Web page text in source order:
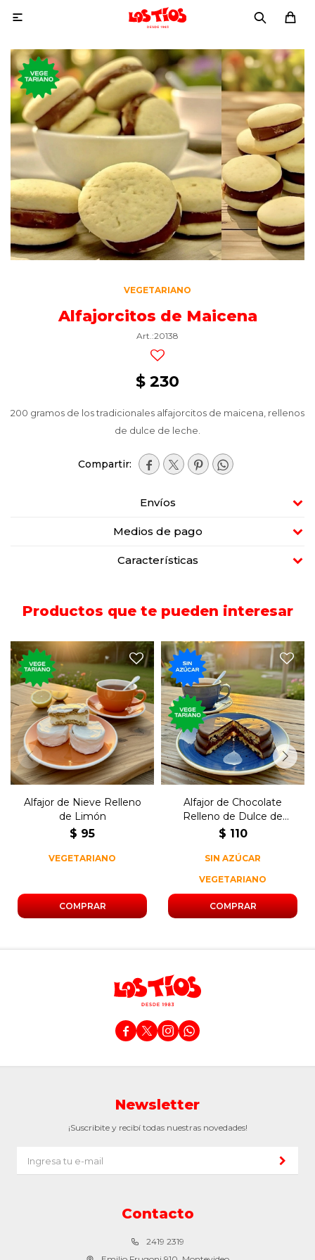

VEGETARIANO
Alfajorcitos de Maicena
20138
$ 230
200 gramos de los tradicionales alfajorcitos de maicena, rellenos
de dulce de leche.
   
Envíos
Medios de pago
Características
Productos que te pueden interesar
El tradicional postre dulce,
glaseado de nieve, relleno de
limón.
Alfajor de Nieve Relleno
de Limón
$ 95
VEGETARIANO
El tradicional postre dulce,
de chocolate, relleno de dulce
de leche y sin azúcar.
Alfajor de Chocolate
Relleno de Dulce de
Leche Sin Azúcar
$ 110
SIN AZÚCAR
VEGETARIANO
   
Contacto
2419 2319
Newsletter
¡Suscribite y recibí todas nuestras novedades!